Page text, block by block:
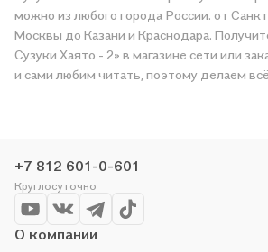
можно из любого города России: от
Москвы до Казани и Краснодара.
Сузуки Хаято - 2» в магазине сети или
и сами любим читать, поэтому делаем
+7 812 601-0-601
Круглосуточно
О компании